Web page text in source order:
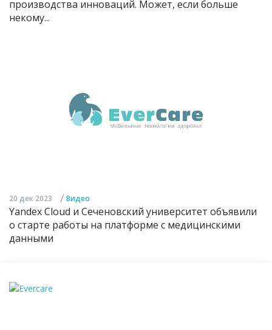
производства инноваций. Может, если больше
некому...
20 дек 2023 / Видео
Yandex Cloud и Сеченовский университет объявили
о старте работы на платформе с медицинскими
данными